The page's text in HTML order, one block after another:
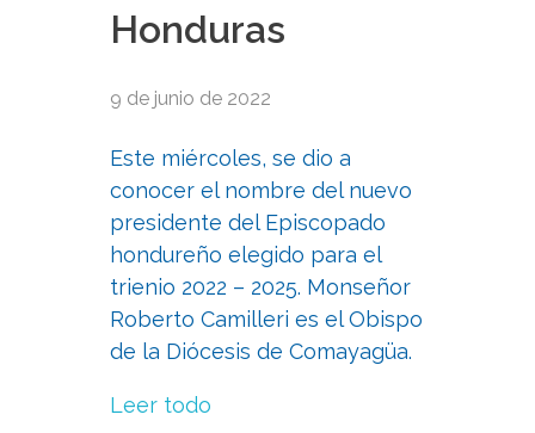
Honduras
9 de junio de 2022
Este miércoles, se dio a
conocer el nombre del nuevo
presidente del Episcopado
hondureño elegido para el
trienio 2022 – 2025. Monseñor
Roberto Camilleri es el Obispo
de la Diócesis de Comayagüa.
Leer todo